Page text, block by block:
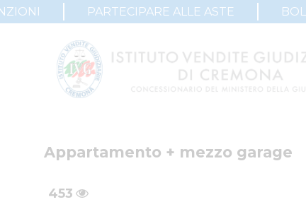
PARTECIPARE ALLE ASTE
Appartamento + mezzo garage
453